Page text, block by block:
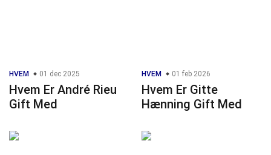
HVEM 01 dec 2025
Hvem Er André Rieu
Gift Med
HVEM 01 feb 2026
Hvem Er Gitte
Hænning Gift Med